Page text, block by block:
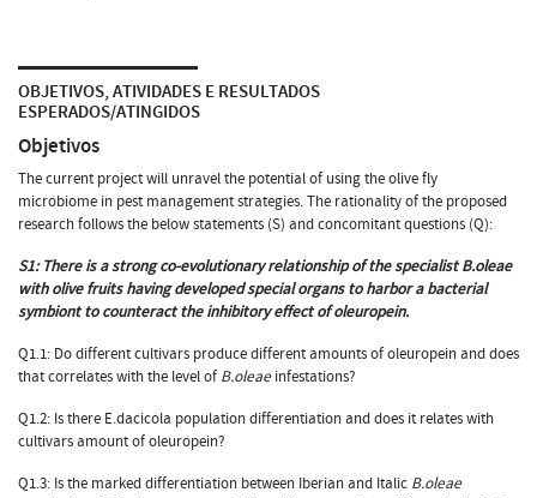
OBJETIVOS, ATIVIDADES E RESULTADOS
ESPERADOS/ATINGIDOS
Objetivos
The current project will unravel the potential of using the olive fly
microbiome in pest management strategies. The rationality of the proposed
research follows the below statements (S) and concomitant questions (Q):
S1:There is a strong co-evolutionary relationship of the specialist B.oleae
with olive fruits having developed special organs to harbor a bacterial
symbiont to counteract the inhibitory effect of oleuropein.
Q1.1: Do different cultivars produce different amounts of oleuropein and does
that correlates with the level of B.oleae infestations?
Q1.2: Is there E.dacicola population differentiation and does it relates with
cultivars amount of oleuropein?
Q1.3: Is the marked differentiation between Iberian and Italic B.oleae